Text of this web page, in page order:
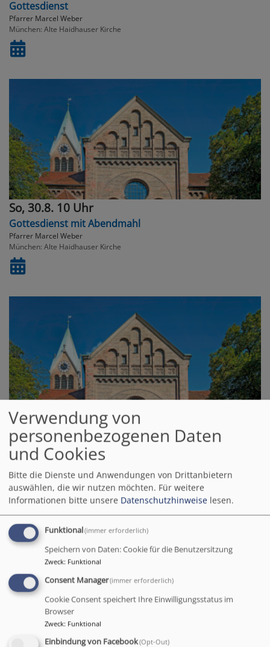
Gottesdienst
Pfarrer Marcel Weber
München Alte Haidhauser Kirche
So, 30.8. 10 Uhr
Gottesdienst mit Abendmahl
Pfarrer Marcel Weber
München Alte Haidhauser Kirche
So, 6.9. 10 Uhr
Gottesdienst
Kirchenrätin Melitta Müller-Hansen
Mi, 9.9. 18 Uhr
Kontemplation im Kirchenraum
Durch meditative Bewegungen spüren wir bewusst Körper und Atem und
stimmen uns ein auf die Kontemplation
Ruth Scherber
München
Jesajakirche
Verwendung von
personenbezogenen Daten
und Cookies
Bitte die Dienste und Anwendungen von Drittanbietern
auswählen, die wir nutzen möchten. Für weitere
Informationen bitte unsere Datenschutzhinweise lesen.
Funktional(immer erforderlich)
Speichern von Daten: Cookie für die Benutzersitzung
Zweck: Funktional
Consent Manager(immer erforderlich)
Cookie Consent speichert Ihre Einwilligungsstatus im
Browser
Zweck: Funktional
Einbindung von Facebook(Opt-Out)